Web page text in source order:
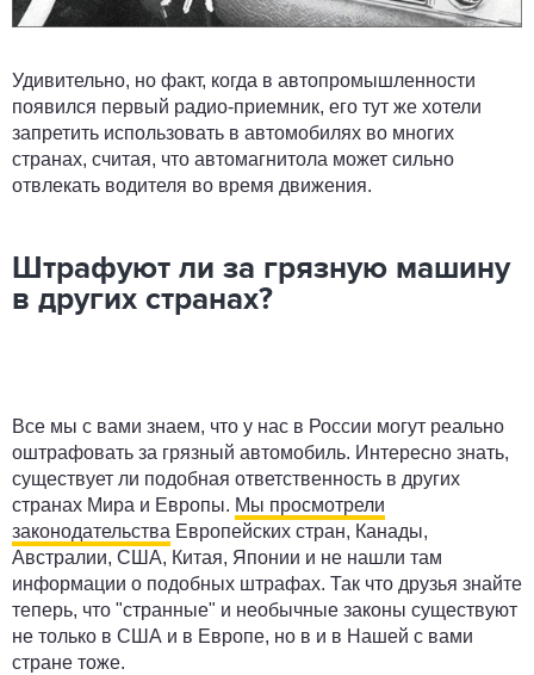
Удивительно, но факт, когда в автопромышленности
появился первый радио-приемник, его тут же хотели
запретить использовать в автомобилях во многих
странах, считая, что автомагнитола может сильно
отвлекать водителя во время движения.
Штрафуют ли за грязную машину
в других странах?
Все мы с вами знаем, что у нас в России могут реально
оштрафовать за грязный автомобиль. Интересно знать,
существует ли подобная ответственность в других
странах Мира и Европы. Мы просмотрели
законодательства Европейских стран, Канады,
Австралии, США, Китая, Японии и не нашли там
информации о подобных штрафах. Так что друзья знайте
теперь, что "странные" и необычные законы существуют
не только в США и в Европе, но в и в Нашей с вами
стране тоже.